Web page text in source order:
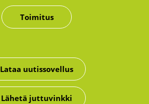
Toimitus
Lataa uutissovellus
Lähetä juttuvinkki